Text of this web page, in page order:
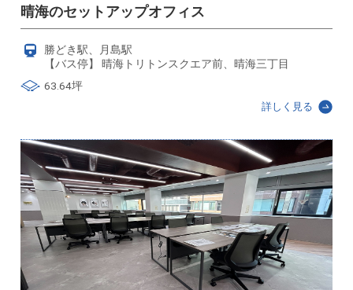
晴海のセットアップオフィス
勝どき駅、月島駅
【バス停】 晴海トリトンスクエア前、晴海三丁目
63.64坪
詳しく見る